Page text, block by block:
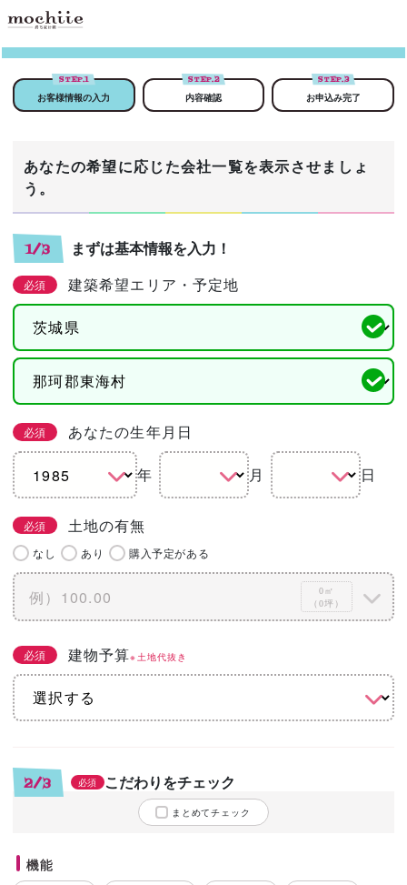
STEP.1
お客様情報の入力
STEP.2
内容確認
STEP.3
お申込み完了
あなたの希望に応じた会社一覧を表示させましょ
う。
1/3 まずは基本情報を入力！
必須 建築希望エリア・予定地
必須 あなたの生年月日
年 月 日
必須 土地の有無
なし あり 購入予定がある
0㎡
（0坪）
必須 建物予算※土地代抜き
2/3 必須 こだわりをチェック
まとめてチェック
機能